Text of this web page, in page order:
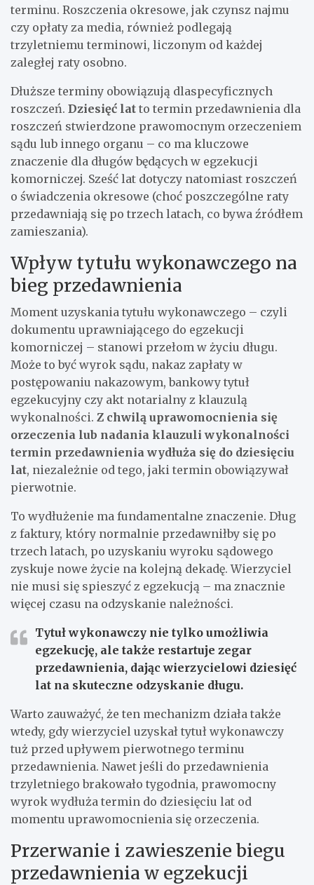
terminu. Roszczenia okresowe, jak czynsz najmu
czy opłaty za media, również podlegają
trzyletniemu terminowi, liczonym od każdej
zaległej raty osobno.
Dłuższe terminy obowiązują dlaspecyficznych
roszczeń. Dziesięć lat to termin przedawnienia dla
roszczeń stwierdzone prawomocnym orzeczeniem
sądu lub innego organu – co ma kluczowe
znaczenie dla długów będących w egzekucji
komorniczej. Sześć lat dotyczy natomiast roszczeń
o świadczenia okresowe (choć poszczególne raty
przedawniają się po trzech latach, co bywa źródłem
zamieszania).
Wpływ tytułu wykonawczego na
bieg przedawnienia
Moment uzyskania tytułu wykonawczego – czyli
dokumentu uprawniającego do egzekucji
komorniczej – stanowi przełom w życiu długu.
Może to być wyrok sądu, nakaz zapłaty w
postępowaniu nakazowym, bankowy tytuł
egzekucyjny czy akt notarialny z klauzulą
wykonalności. Z chwilą uprawomocnienia się
orzeczenia lub nadania klauzuli wykonalności
termin przedawnienia wydłuża się do dziesięciu
lat, niezależnie od tego, jaki termin obowiązywał
pierwotnie.
To wydłużenie ma fundamentalne znaczenie. Dług
z faktury, który normalnie przedawniłby się po
trzech latach, po uzyskaniu wyroku sądowego
zyskuje nowe życie na kolejną dekadę. Wierzyciel
nie musi się spieszyć z egzekucją – ma znacznie
więcej czasu na odzyskanie należności.
Tytuł wykonawczy nie tylko umożliwia
egzekucję, ale także restartuje zegar
przedawnienia, dając wierzycielowi dziesięć
lat na skuteczne odzyskanie długu.
Warto zauważyć, że ten mechanizm działa także
wtedy, gdy wierzyciel uzyskał tytuł wykonawczy
tuż przed upływem pierwotnego terminu
przedawnienia. Nawet jeśli do przedawnienia
trzyletniego brakowało tygodnia, prawomocny
wyrok wydłuża termin do dziesięciu lat od
momentu uprawomocnienia się orzeczenia.
Przerwanie i zawieszenie biegu
przedawnienia w egzekucji